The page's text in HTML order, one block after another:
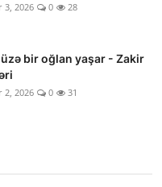
3, 2026 0 28
bir oğlan yaşar - Zakir
2, 2026 0 31